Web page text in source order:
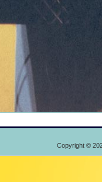
Copyright ©